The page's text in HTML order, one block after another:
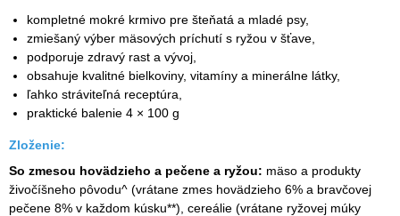
kompletné mokré krmivo pre šteňatá a mladé psy,
zmiešaný výber mäsových príchutí s ryžou v šťave,
podporuje zdravý rast a vývoj,
obsahuje kvalitné bielkoviny, vitamíny a minerálne látky,
ľahko stráviteľná receptúra,
praktické balenie 4 × 100 g
Zloženie:
So zmesou hovädzieho a pečene a ryžou: mäso a produkty
živočíšneho pôvodu^ (vrátane zmes hovädzieho 6% a bravčovej
pečene 8% v každom kúsku**), cereálie (vrátane ryžovej múky